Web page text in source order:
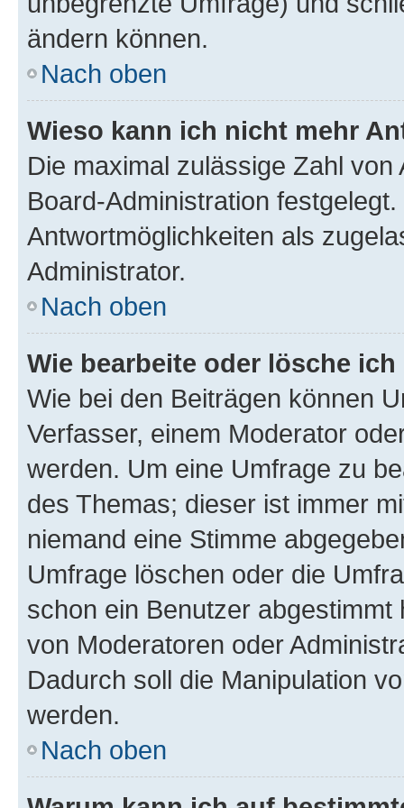
ändern können.
Nach oben
Wieso kann ich nicht mehr
Die maximal zulässige Zahl
Board-Administration
Antwortmöglichkeiten als
Administrator.
Nach oben
Wie bearbeite oder lösche
Wie bei den Beiträgen können
Verfasser, einem Moderator
werden. Um eine Umfrage zu
des Themas; dieser ist immer
niemand eine Stimme
Umfrage löschen oder die
schon ein Benutzer
von Moderatoren oder
Dadurch soll die Manipulation
werden.
Nach oben